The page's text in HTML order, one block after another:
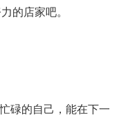
的店家吧。
碌的自己，能在下一